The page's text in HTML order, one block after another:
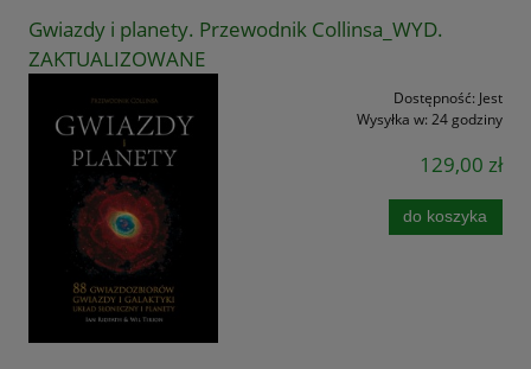
Gwiazdy i planety. Przewodnik Collinsa_WYD.
ZAKTUALIZOWANE
Dostępność: Jest
Wysyłka w: 24 godziny
129,00 zł
do koszyka